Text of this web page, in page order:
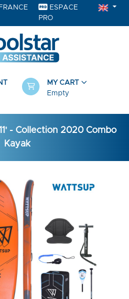
ESPACE
PRO
MY CART
Empty
- Collection 2020 Combo
Kayak